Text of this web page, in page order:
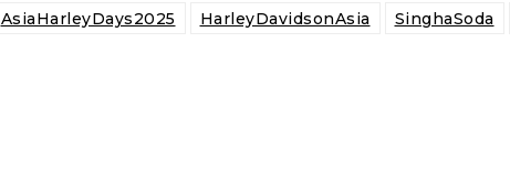
AsiaHarleyDays2025 HarleyDavidsonAsia SinghaSoda